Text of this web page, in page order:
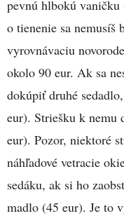
pevnú hlbokú vaničku
o tienenie sa nemusíš
vyrovnávaciu
okolo 90 eur. Ak sa
dokúpiť druhé
eur). Striešku k nemu
eur). Pozor, niektoré
náhľadové vetracie
sedáku, ak si ho
madlo (45 eur). Je to